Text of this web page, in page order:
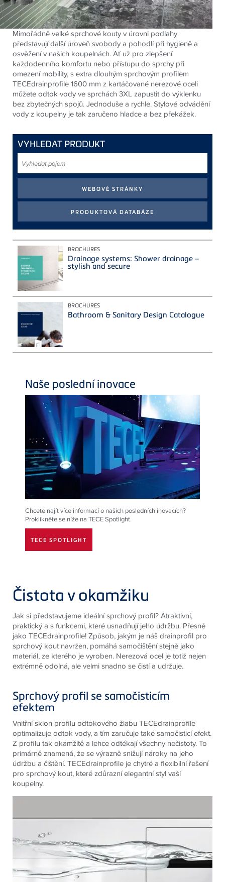
Mimořádně velké sprchové kouty v úrovni podlahy
představují další úroveň svobody a pohodlí při hygieně a
osvěžení v našich koupelnách. Ať už pro zlepšení
každodenního komfortu nebo přístupu do sprchy při
omezení mobility, s extra dlouhým sprchovým profilem
TECEdrainprofile 1600 mm z kartáčované nerezové oceli
můžete odtok vody ve sprchách 3XL zapustit do výklenku
bez zbytečných spojů. Jednoduše a rychle. Stylové odvádění
vody z koupelny je tak zaručeno hladce a bez překážek.
VYHLEDAT PRODUKT
pojem
BROCHURES
Drainage systems: Shower drainage –
stylish and secure
BROCHURES
Bathroom & Sanitary Design Catalogue
Naše poslední inovace
Chcete najít více informací o našich posledních inovacích?
Proklikněte se níže na TECESpotlight.
TECE SPOTLIGHT
Čistota v okamžiku
Jak si představujeme ideální sprchový profil? Atraktivní,
praktický a s funkcemi, které usnadňují jeho údržbu. Přesně
jako TECEdrainprofile! Způsob, jakým je náš drainprofil pro
sprchový kout navržen, pomáhá samočištění stejně jako
materiál, ze kterého je vyroben. Nerezová ocel je totiž nejen
extrémně odolná, ale velmi snadno se čistí a udržuje.
Sprchový profil se samočisticím
efektem
Vnitřní sklon profilu odtokového žlabu TECEdrainprofile
optimalizuje odtok vody, a tím zaručuje také samočisticí efekt.
Z profilu tak okamžitě a lehce odtékají všechny nečistoty. To
primárně znamená, že se výrazně snižují nároky na jeho
údržbu a čištění. TECEdrainprofile je chytré a flexibilní řešení
pro sprchový kout, které zdůrazní elegantní styl vaší
koupelny.